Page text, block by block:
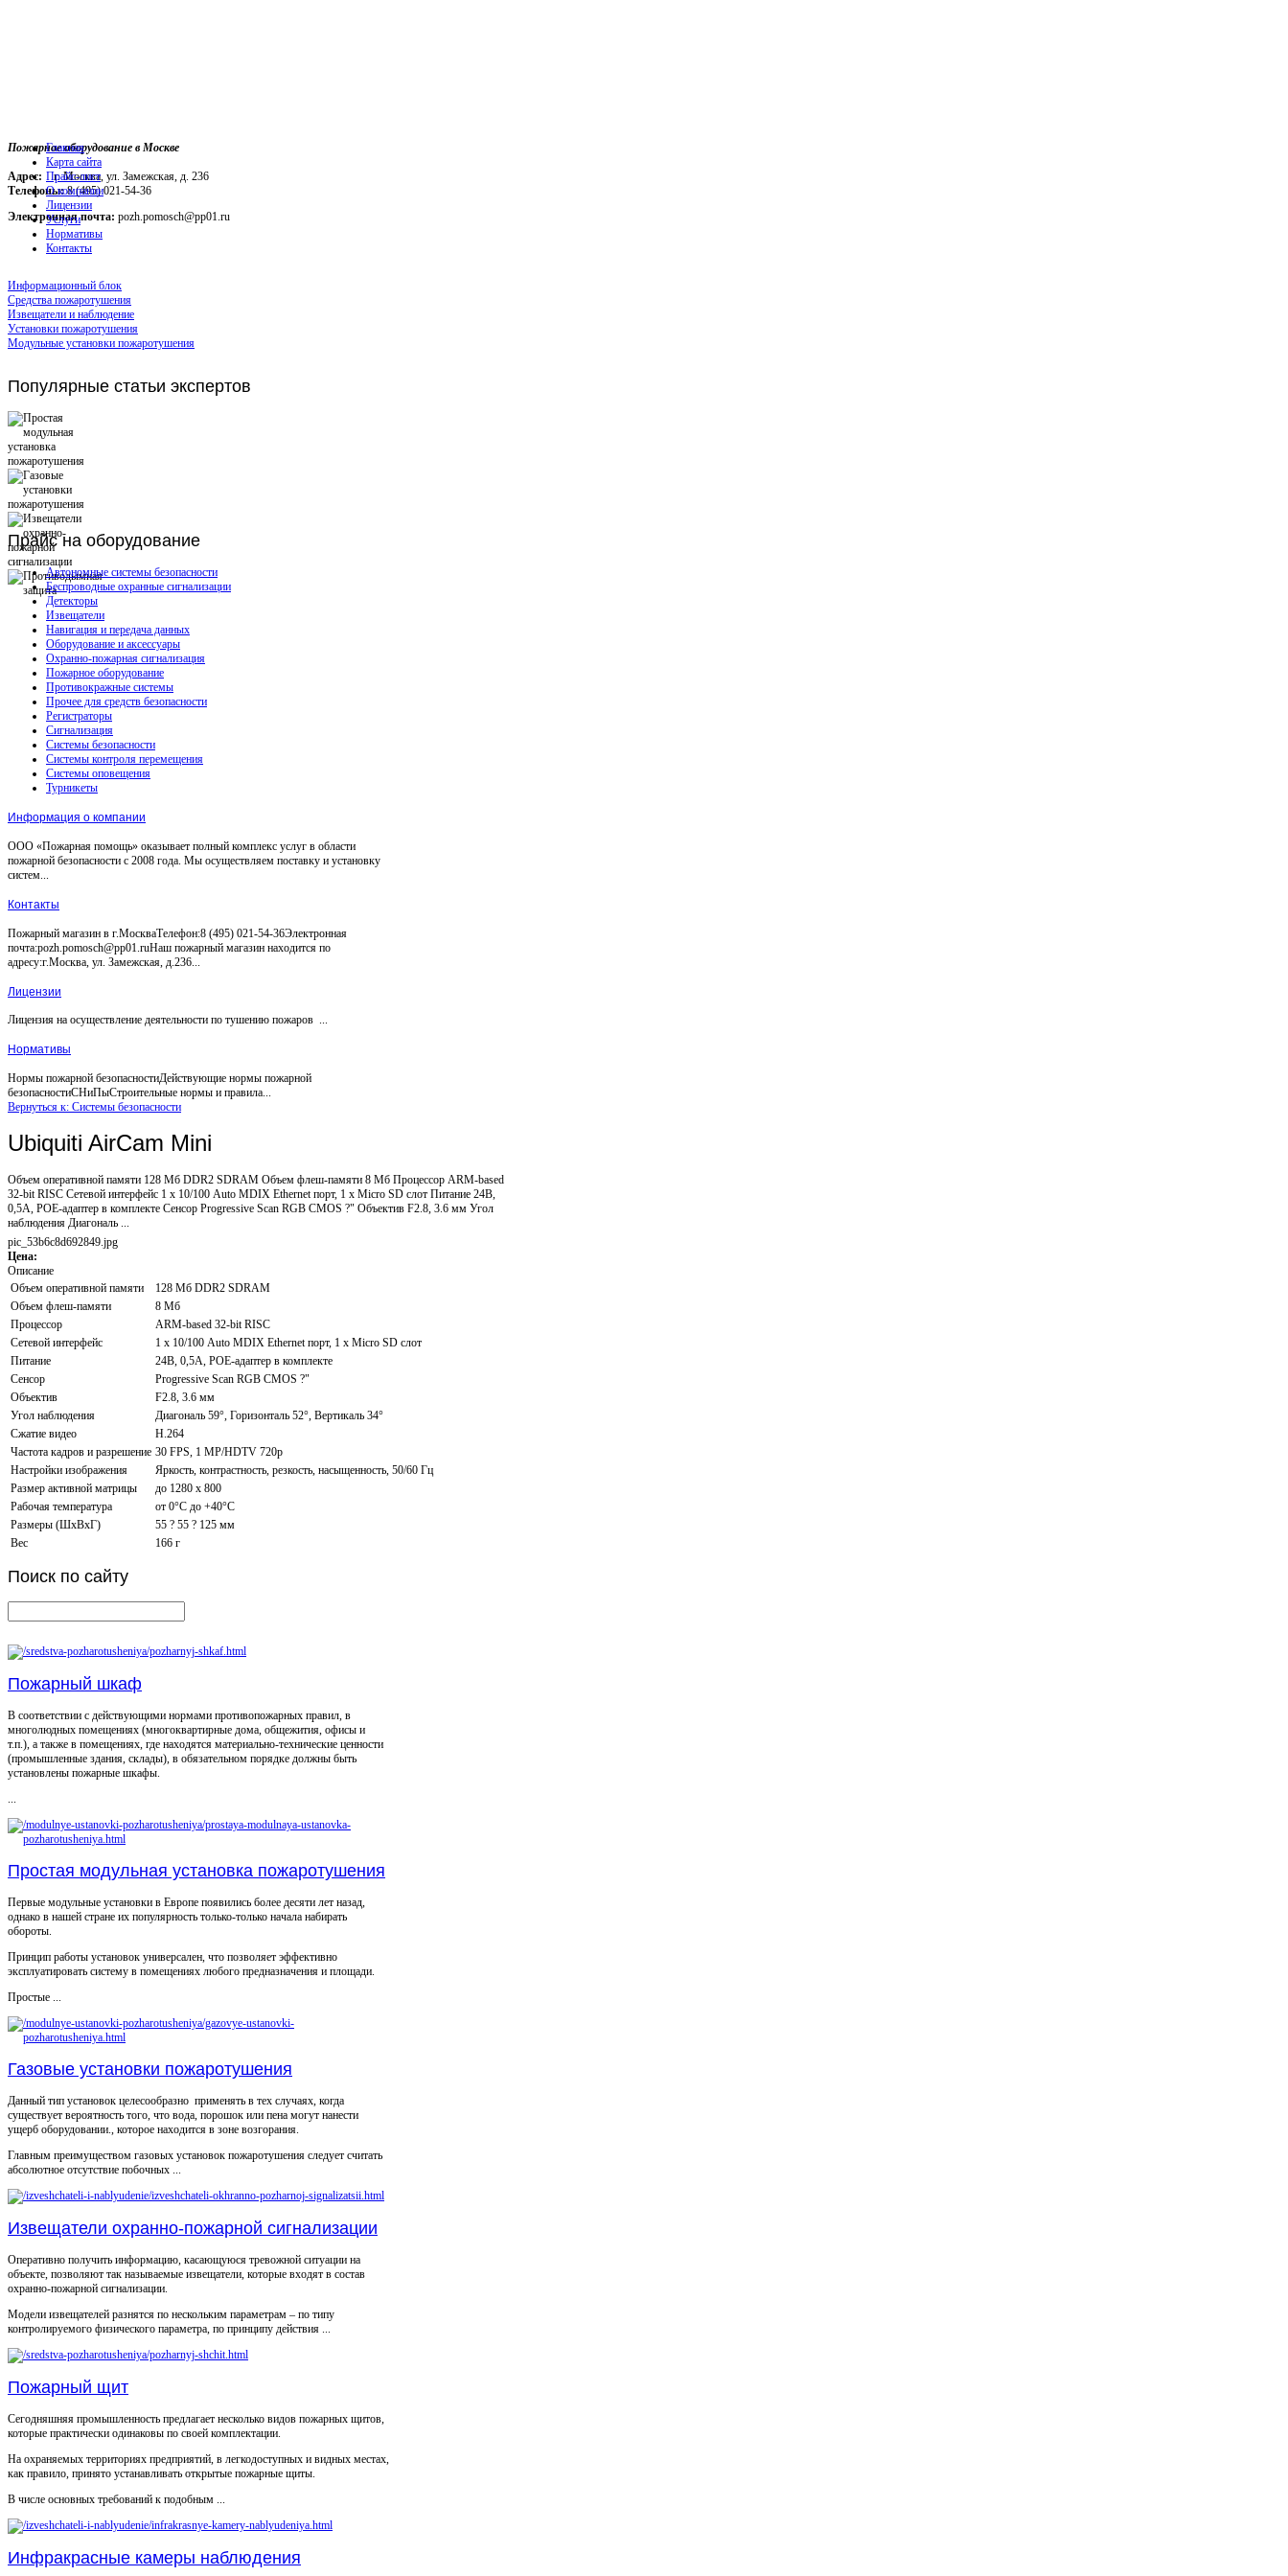
Пожарное оборудование в Москве
Адрес: г. Москва, ул. Замежская, д. 236
Телефоны:8 (495) 021-54-36
Электронная почта: pozh.pomosch@pp01.ru
Главная
Карта сайта
Прайс-лист
О компании
Лицензии
Услуги
Нормативы
Контакты
Информационный блок
Средства пожаротушения
Извещатели и наблюдение
Установки пожаротушения
Модульные установки пожаротушения
Популярные статьи экспертов
Прайсна оборудование
Автономные системы безопасности
Беспроводные охранные сигнализации
Детекторы
Извещатели
Навигация и передача данных
Оборудование и аксессуары
Охранно-пожарная сигнализация
Пожарное оборудование
Противокражные системы
Прочее для средств безопасности
Регистраторы
Сигнализация
Системы безопасности
Системы контроля перемещения
Системы оповещения
Турникеты
Информация о компании
ООО «Пожарная помощь» оказывает полный комплекс услуг в области
пожарной безопасности с 2008 года. Мы осуществляем поставку и установку
систем...
Контакты
Пожарный магазин в г.МоскваТелефон:8 (495) 021-54-36Электронная
почта:pozh.pomosch@pp01.ruНаш пожарный магазин находится по
адресу:г.Москва, ул. Замежская, д.236...
Лицензии
Лицензия на осуществление деятельности по тушению пожаров ...
Нормативы
Нормы пожарной безопасностиДействующие нормы пожарной
безопасностиСНиПыСтроительные нормы и правила...
Вернуться к: Системы безопасности
Ubiquiti AirCam Mini
Объем оперативной памяти 128 Mб DDR2 SDRAM Объем флеш-памяти 8 Мб Процессор ARM-based
32-bit RISC Сетевой интерфейс 1 х 10/100 Auto MDIX Ethernet порт, 1 х Micro SD слот Питание 24В,
0,5А, POE-адаптер в комплекте Сенсор Progressive Scan RGB CMOS ?" Объектив F2.8, 3.6 мм Угол
наблюдения Диагональ ...
pic_53b6c8d692849.jpg
Цена:
Описание
Объем оперативной памяти
128 Mб DDR2 SDRAM
Объем флеш-памяти
8 Мб
Процессор
ARM-based 32-bit RISC
Сетевой интерфейс
1 х 10/100 Auto MDIX Ethernet порт, 1 х Micro SD слот
Питание
24В, 0,5А, POE-адаптер в комплекте
Сенсор
Progressive Scan RGB CMOS ?"
Объектив
F2.8, 3.6 мм
Угол наблюдения
Диагональ 59°, Горизонталь 52°, Вертикаль 34°
Сжатие видео
H.264
Частота кадров и разрешение 30 FPS, 1 MP/HDTV 720p
Настройки изображения
Яркость, контрастность, резкость, насыщенность, 50/60 Гц
Размер активной матрицы
до 1280 x 800
Рабочая температура
от 0°C до +40°С
Размеры (ШxВxГ)
55 ? 55 ? 125 мм
Вес
166 г
Поиск по сайту
Пожарный шкаф
В соответствии с действующими нормами противопожарных правил, в
многолюдных помещениях (многоквартирные дома, общежития, офисы и
т.п.), а также в помещениях, где находятся материально-технические ценности
(промышленные здания, склады), в обязательном порядке должны быть
установлены пожарные шкафы.
...
Простая модульная установка пожаротушения
Первые модульные установки в Европе появились более десяти лет назад,
однако в нашей стране их популярность только-только начала набирать
обороты.
Принцип работы установок универсален, что позволяет эффективно
эксплуатировать систему в помещениях любого предназначения и площади.
Простые ...
Газовые установки пожаротушения
Данный тип установок целесообразно применять в тех случаях, когда
существует вероятность того, что вода, порошок или пена могут нанести
ущерб оборудовании., которое находится в зоне возгорания.
Главным преимуществом газовых установок пожаротушения следует считать
абсолютное отсутствие побочных ...
Извещатели охранно-пожарной сигнализации
Оперативно получить информацию, касающуюся тревожной ситуации на
объекте, позволяют так называемые извещатели, которые входят в состав
охранно-пожарной сигнализации.
Модели извещателей разнятся по нескольким параметрам – по типу
контролируемого физического параметра, по принципу действия ...
Пожарный щит
Сегодняшняя промышленность предлагает несколько видов пожарных щитов,
которые практически одинаковы по своей комплектации.
На охраняемых территориях предприятий, в легкодоступных и видных местах,
как правило, принято устанавливать открытые пожарные щиты.
В числе основных требований к подобным ...
Инфракрасные камеры наблюдения